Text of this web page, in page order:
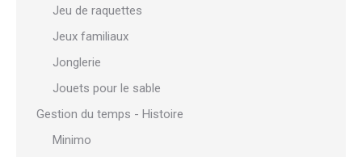
Jeu de raquettes
Jeux familiaux
Jonglerie
Jouets pour le sable
Gestion du temps - Histoire
Minimo